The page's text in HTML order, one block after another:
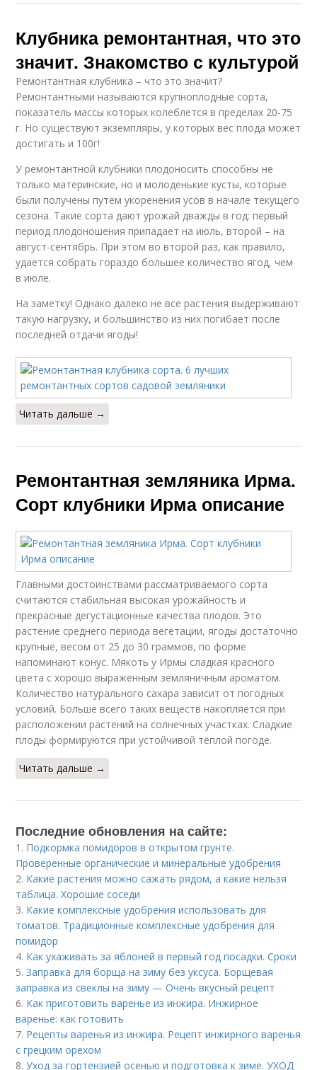
Клубника ремонтантная, что это
значит. Знакомство с культурой
Ремонтантная клубника – что это значит?
Ремонтантными называются крупноплодные сорта,
показатель массы которых колеблется в пределах 20-75
г. Но существуют экземпляры, у которых вес плода может
достигать и 100г!
У ремонтантной клубники плодоносить способны не
только материнские, но и молоденькие кусты, которые
были получены путем укоренения усов в начале текущего
сезона. Такие сорта дают урожай дважды в год: первый
период плодоношения припадает на июль, второй – на
август-сентябрь. При этом во второй раз, как правило,
удается собрать гораздо большее количество ягод, чем
в июле.
На заметку! Однако далеко не все растения выдерживают
такую нагрузку, и большинство из них погибает после
последней отдачи ягоды!
Читать дальше →
Ремонтантная земляника Ирма.
Сорт клубники Ирма описание
Главными достоинствами рассматриваемого сорта
считаются стабильная высокая урожайность и
прекрасные дегустационные качества плодов. Это
растение среднего периода вегетации, ягоды достаточно
крупные, весом от 25 до 30 граммов, по форме
напоминают конус. Мякоть у Ирмы сладкая красного
цвета с хорошо выраженным земляничным ароматом.
Количество натурального сахара зависит от погодных
условий. Больше всего таких веществ накопляется при
расположении растений на солнечных участках. Сладкие
плоды формируются при устойчивой тёплой погоде.
Читать дальше →
Последние обновления на сайте:
1. Подкормка помидоров в открытом грунте.
Проверенные органические и минеральные удобрения
2. Какие растения можно сажать рядом, а какие нельзя
таблица. Хорошие соседи
3. Какие комплексные удобрения использовать для
томатов. Традиционные комплексные удобрения для
помидор
4. Как ухаживать за яблоней в первый год посадки. Сроки
5.Заправка для борща на зиму без уксуса. Борщевая
заправка из свеклы на зиму — Очень вкусный рецепт
6. Как приготовить варенье из инжира. Инжирное
варенье: как готовить
7. Рецепты варенья из инжира. Рецепт инжирного варенья
с грецким орехом
8.Уход за гортензией осенью и подготовка к зиме. УХОД